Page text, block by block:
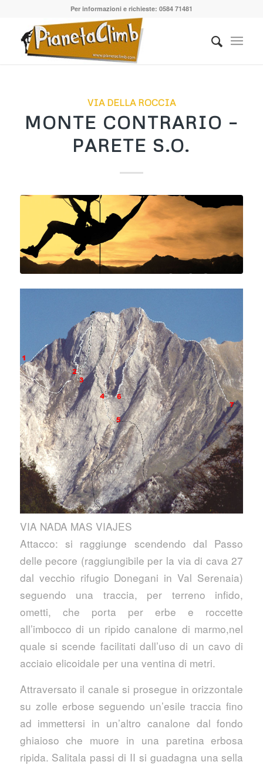
Per informazioni e richieste: 0584 71481
VIA DELLA ROCCIA
MONTE CONTRARIO –
PARETE S.O.
VIA NADA MAS VIAJES
Attacco: si raggiunge scendendo dal Passo
delle pecore (raggiungibile per la via di cava 27
dal vecchio rifugio Donegani in Val Serenaia)
seguendo una traccia, per terreno infido,
ometti, che porta per erbe e roccette
all’imbocco di un ripido canalone di marmo,nel
quale si scende facilitati dall’uso di un cavo di
acciaio elicoidale per una ventina di metri.
Attraversato il canale si prosegue in orizzontale
su zolle erbose seguendo un’esile traccia fino
ad immettersi in un’altro canalone dal fondo
ghiaioso che muore in una paretina erbosa
ripida. Salitala passi di II si guadagna una sella